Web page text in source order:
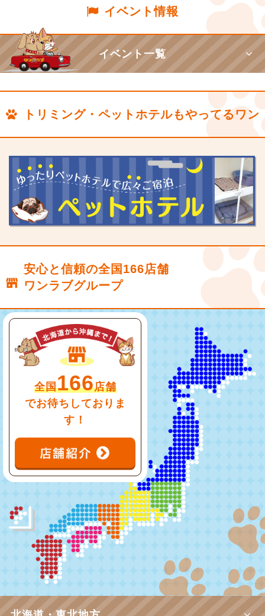
イベント情報
イベント一覧
トリミング・ペットホテルもやってるワン
安心と信頼の全国166店舗
ワンラブグループ
全国166店舗
でお待ちしておりま
す！